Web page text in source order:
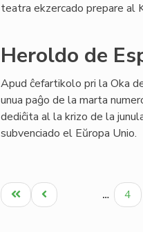
teatra ekzercado prepare al
Heroldo de
Apud ĉefartikolo pri la Oka
unua paĝo de la marta
dediĉita al la krizo de la
subvenciado el Eŭropa Unio.
Pagination
Unua
paĝo
Antaŭa
paĝo
… 4